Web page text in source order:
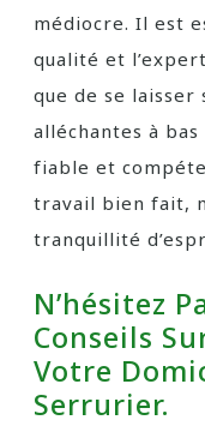
médiocre. Il est
qualité et
que de se
alléchantes à
fiable et
travail bien fait,
tranquillité
N’hésitez
Conseils
Votre
Serrurier.